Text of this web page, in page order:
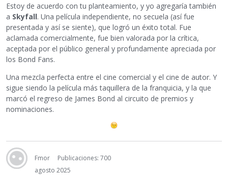
Estoy de acuerdo con tu planteamiento, y yo agregaría también
a Skyfall. Una película independiente, no secuela (así fue
presentada y así se siente), que logró un éxito total. Fue
aclamada comercialmente, fue bien valorada por la crítica,
aceptada por el público general y profundamente apreciada por
los Bond Fans.
Una mezcla perfecta entre el cine comercial y el cine de autor. Y
sigue siendo la película más taquillera de la franquicia, y la que
marcó el regreso de James Bond al circuito de premios y
nominaciones.
Fmor
Publicaciones: 700
agosto 2025